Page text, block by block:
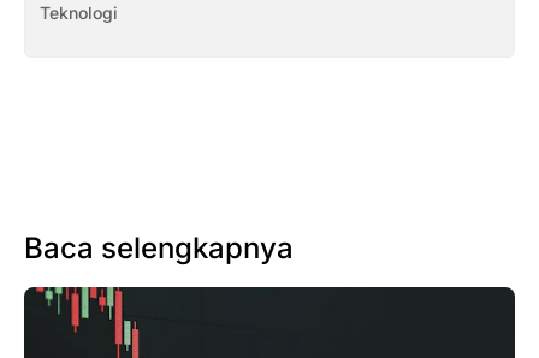
Teknologi
Baca selengkapnya